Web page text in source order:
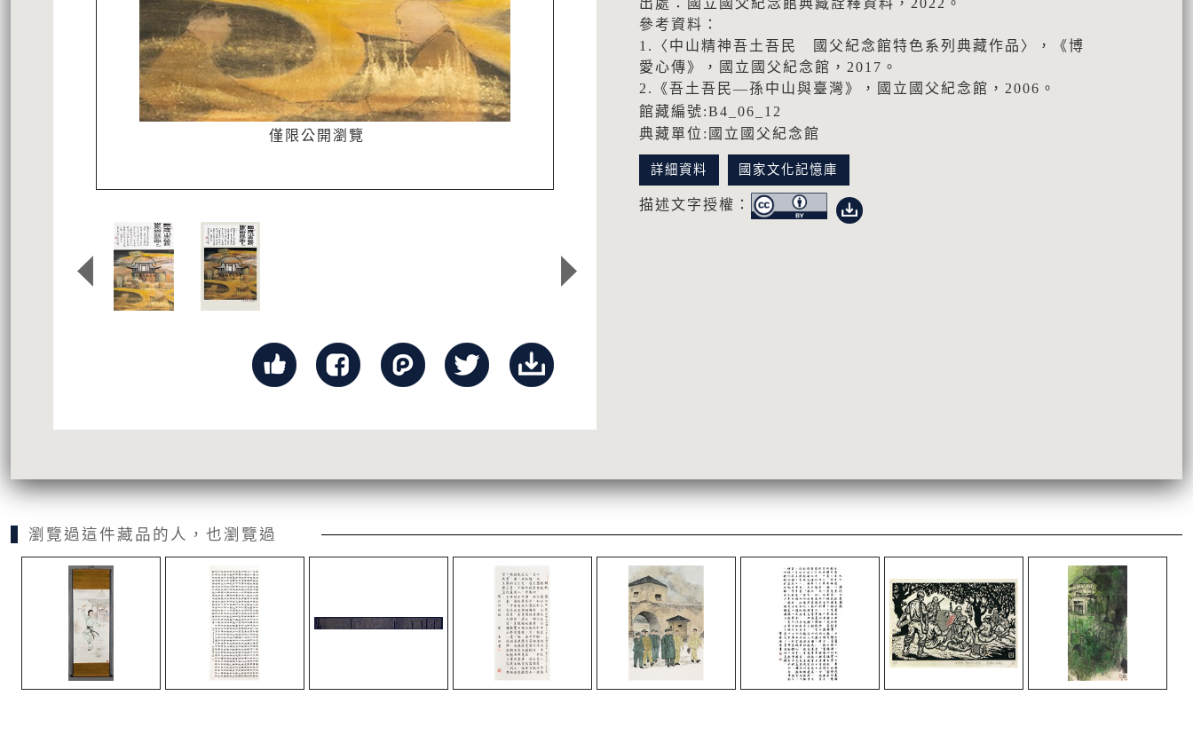
僅限公開瀏覽
出處：國立國父紀念館典藏詮釋資料，2022。
參考資料：
1.〈中山精神吾土吾民 國父紀念館特色系列典藏作品〉，《博
愛心傳》，國立國父紀念館，2017。
2.《吾土吾民—孫中山與臺灣》，國立國父紀念館，2006。
館藏編號:B4_06_12
典藏單位:國立國父紀念館
詳細資料 國家文化記憶庫
描述文字授權：
瀏覽過這件藏品的人，也瀏覽過